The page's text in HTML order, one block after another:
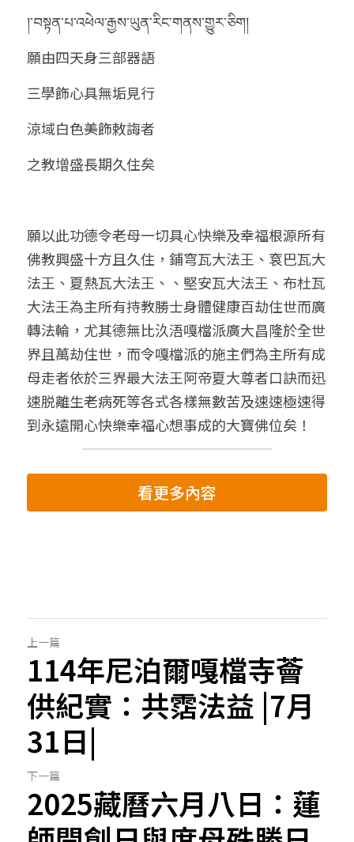
།་བསྟན་པ་འཕེལ་རྒྱས་ཡུན་རིང་གནས་གྱུར་ཅིག།
願由四天身三部器語
三學飾心具無垢見行
涼域白色美飾敕誨者
之教增盛長期久住矣
願以此功德令老母一切具心快樂及幸福根源所有
佛教興盛十方且久住，鋪穹瓦大法王、袞巴瓦大
法王、夏熱瓦大法王、、堅安瓦大法王、布杜瓦
大法王為主所有持教勝士身體健康百劫住世而廣
轉法輪，尤其德無比汣浯嘎檔派廣大昌隆於全世
界且萬劫住世，而令嘎檔派的施主們為主所有成
母走者依於三界最大法王阿帝夏大尊者口訣而迅
速脱離生老病死等各式各樣無數苦及速速極速得
到永遠開心快樂幸福心想事成的大寶佛位矣！
看更多內容
上一篇
114年尼泊爾嘎檔寺薈
供紀實：共霑法益 |7月
31日|
下一篇
2025藏曆六月八日：蓮